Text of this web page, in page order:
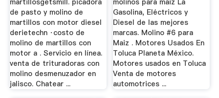
martillosgetsmill. picadora
de pasto y molino de
martillos con motor diesel
derietechn ·costo de
molino de martillos con
motor a . Servicio en línea.
venta de trituradoras con
molino desmenuzador en
jalisco. Chatear ...
molinos para maiz La
Gasolina, Eléctricos y
Diesel de las mejores
marcas. Molino #6 para
Maiz . Motores Usados En
Toluca Planeta México.
Motores usados en Toluca
Venta de motores
automotrices ...